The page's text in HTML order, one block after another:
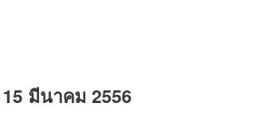
มีนาคม 2556